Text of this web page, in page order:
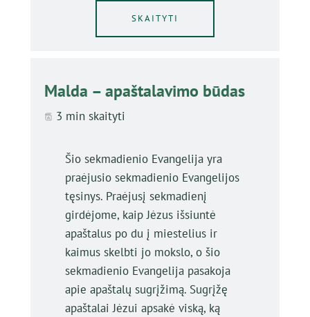
SKAITYTI
Malda – apaštalavimo būdas
3 min skaityti
Šio sekmadienio Evangelija yra
praėjusio sekmadienio Evangelijos
tęsinys. Praėjusį sekmadienį
girdėjome, kaip Jėzus išsiuntė
apaštalus po du į miestelius ir
kaimus skelbti jo mokslo, o šio
sekmadienio Evangelija pasakoja
apie apaštalų sugrįžimą. Sugrįžę
apaštalai Jėzui apsakė viską, ką